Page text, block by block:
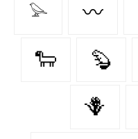
𓅫 〰️
🐑 🦫
🪻